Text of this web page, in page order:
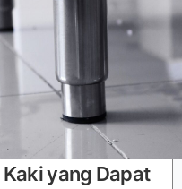
Kaki yang Dapat